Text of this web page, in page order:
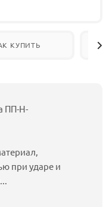
КУПИТЬ
ПП-Н-
при ударе и
...